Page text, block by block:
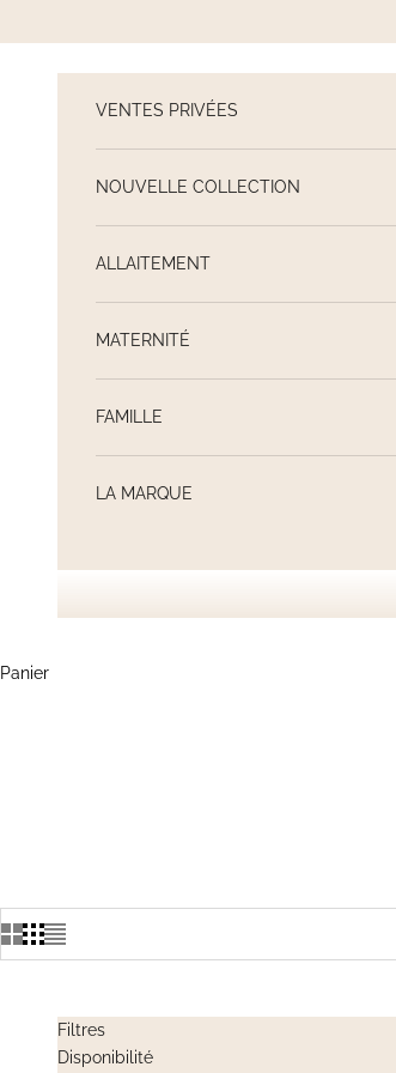
VENTES PRIVÉES
NOUVELLE COLLECTION
ALLAITEMENT
MATERNITÉ
FAMILLE
LA MARQUE
Panier
Filtres
Disponibilité